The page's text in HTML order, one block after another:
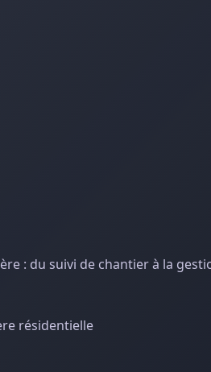
: du suivi de chantier à la
résidentielle